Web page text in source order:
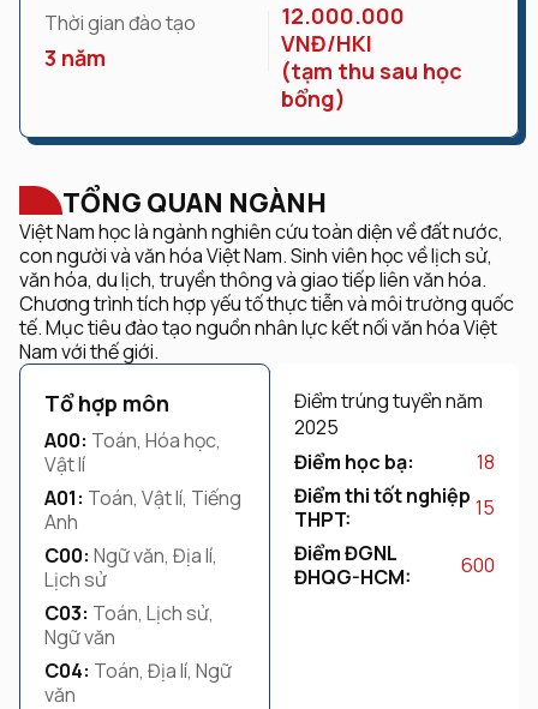
Thời gian đào tạo
3 năm
12.000.000
VNĐ/HKI
(tạm thu sau học
bổng)
TỔNG QUAN NGÀNH
Việt Nam học là ngành nghiên cứu toàn diện về đất nước,
con người và văn hóa Việt Nam. Sinh viên học về lịch sử,
văn hóa, du lịch, truyền thông và giao tiếp liên văn hóa.
Chương trình tích hợp yếu tố thực tiễn và môi trường quốc
tế. Mục tiêu đào tạo nguồn nhân lực kết nối văn hóa Việt
Nam với thế giới.
Tổ hợp môn
A00: Toán, Hóa học,
Vật lí
A01: Toán, Vật lí, Tiếng
Anh
C00: Ngữ văn, Địa lí,
Lịch sử
C03: Toán, Lịch sử,
Ngữ văn
C04: Toán, Địa lí, Ngữ
văn
Điểm trúng tuyển năm
2025
Điểm học bạ:
18
Điểm thi tốt nghiệp
THPT:
15
Điểm ĐGNL
ĐHQG-HCM:
600